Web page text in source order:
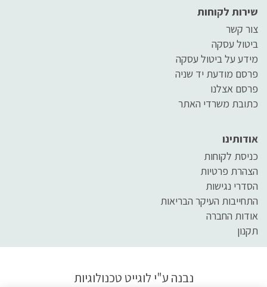
שירות לקוחות
צור קשר
ביטול עסקה
מידע על ביטול עסקה
פרסם מודעת יד שניה
פרסם אצלנו
כתובת משרדי האתר
אודותינו
כניסת לקוחות
הצהרת פרטיות
הסדרי נגישות
התחייבות העיקר הבריאות
אודות החברה
תקנון
נבנה ע"י לוגייט טכנולוגיות